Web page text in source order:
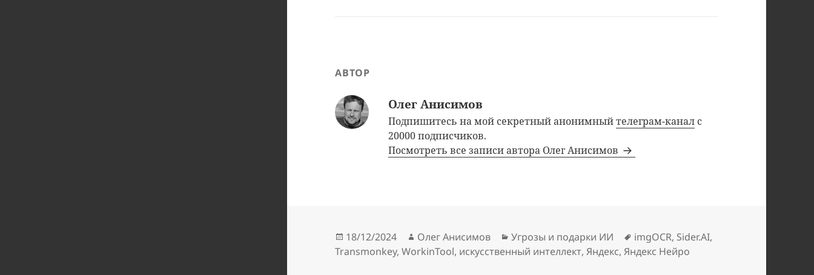
АВТОР
Олег Анисимов
Подпишитесь на мой секретный анонимныйтелеграм-канал с
20000 подписчиков.
Посмотреть все записи автора Олег Анисимов
Опубликовано
18/12/2024 Автор
Олег Анисимов Рубрики
Угрозы и подарки ИИ Метки
imgOCR, Sider.AI,
Transmonkey,WorkinTool, искусственный интеллект,Яндекс,Яндекс Нейро